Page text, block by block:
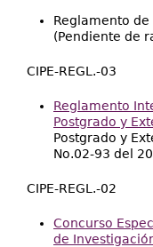
Reglamento
(Pendiente de
CIPE-REGL.-03
Reglamento
Postgrado y
Postgrado y
No.02-93 del
CIPE-REGL.-02
Concurso
de